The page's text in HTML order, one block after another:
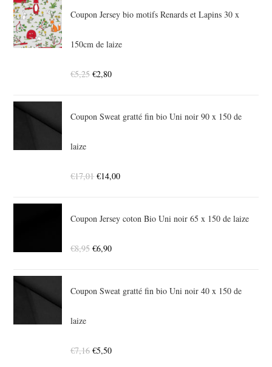
Coupon Jersey bio motifs Renards et Lapins 30 x
150cm de laize
€5,25 €2,80
Coupon Sweat gratté fin bio Uni noir 90 x 150 de
laize
€17,01 €14,00
Coupon Jersey coton Bio Uni noir 65 x 150 de laize
€8,95 €6,90
Coupon Sweat gratté fin bio Uni noir 40 x 150 de
laize
€7,16 €5,50